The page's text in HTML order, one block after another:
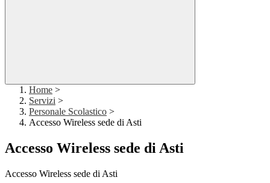
Home >
Servizi >
Personale Scolastico >
Accesso Wireless sede di Asti
Accesso Wireless sede di Asti
Accesso Wireless sede di Asti